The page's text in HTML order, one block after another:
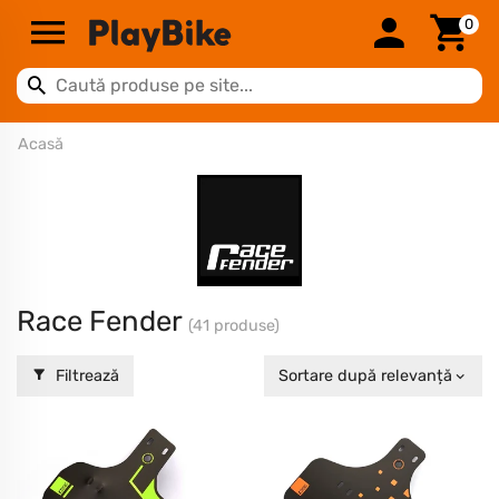
0
Acasă
Race Fender (41 produse)
Filtrează Sortare după relevanță